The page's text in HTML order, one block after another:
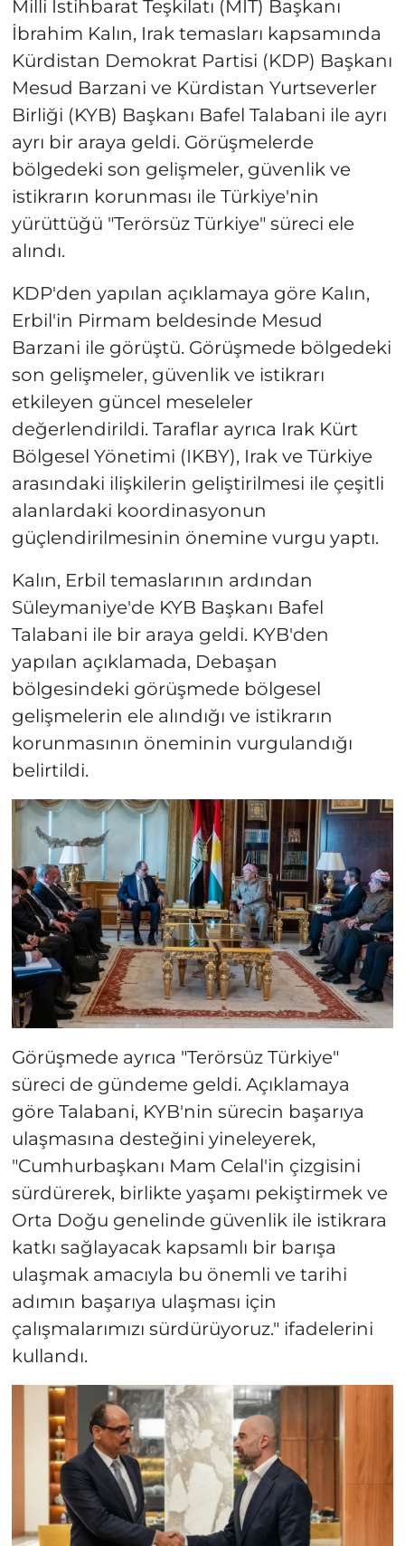
Milli İstihbarat Teşkilatı (MİT) Başkanı
İbrahim Kalın, Irak temasları kapsamında
Kürdistan Demokrat Partisi (KDP) Başkanı
Mesud Barzani ve Kürdistan Yurtseverler
Birliği (KYB) Başkanı Bafel Talabani ile ayrı
ayrı bir araya geldi. Görüşmelerde
bölgedeki son gelişmeler, güvenlik ve
istikrarın korunması ile Türkiye'nin
yürüttüğü "Terörsüz Türkiye" süreci ele
alındı.
KDP'den yapılan açıklamaya göre Kalın,
Erbil'in Pirmam beldesinde Mesud
Barzani ile görüştü. Görüşmede bölgedeki
son gelişmeler, güvenlik ve istikrarı
etkileyen güncel meseleler
değerlendirildi. Taraflar ayrıca Irak Kürt
Bölgesel Yönetimi (IKBY), Irak ve Türkiye
arasındaki ilişkilerin geliştirilmesi ile çeşitli
alanlardaki koordinasyonun
güçlendirilmesinin önemine vurgu yaptı.
Kalın, Erbil temaslarının ardından
Süleymaniye'de KYB Başkanı Bafel
Talabani ile bir araya geldi. KYB'den
yapılan açıklamada, Debaşan
bölgesindeki görüşmede bölgesel
gelişmelerin ele alındığı ve istikrarın
korunmasının öneminin vurgulandığı
belirtildi.
Görüşmede ayrıca "Terörsüz Türkiye"
süreci de gündeme geldi. Açıklamaya
göre Talabani, KYB'nin sürecin başarıya
ulaşmasına desteğini yineleyerek,
"Cumhurbaşkanı Mam Celal'in çizgisini
sürdürerek, birlikte yaşamı pekiştirmek ve
Orta Doğu genelinde güvenlik ile istikrara
katkı sağlayacak kapsamlı bir barışa
ulaşmak amacıyla bu önemli ve tarihi
adımın başarıya ulaşması için
çalışmalarımızı sürdürüyoruz." ifadelerini
kullandı.